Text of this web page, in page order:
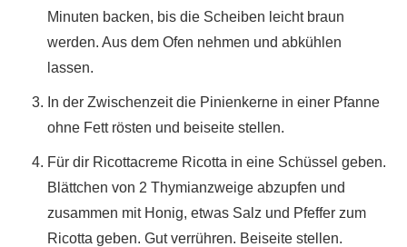
Minuten backen, bis die Scheiben leicht braun
werden. Aus dem Ofen nehmen und abkühlen
lassen.
In der Zwischenzeit die Pinienkerne in einer Pfanne
ohne Fett rösten und beiseite stellen.
Für dir Ricottacreme Ricotta in eine Schüssel geben.
Blättchen von 2 Thymianzweige abzupfen und
zusammen mit Honig, etwas Salz und Pfeffer zum
Ricotta geben. Gut verrühren. Beiseite stellen.